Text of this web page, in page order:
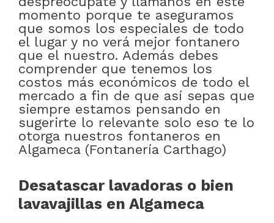
momento porque te aseguramos
que somos los especiales de todo
el lugar y no verá mejor fontanero
que el nuestro. Además debes
comprender que tenemos los
costos más económicos de todo el
mercado a fin de que así sepas que
siempre estamos pensando en
sugerirte lo relevante solo eso te lo
otorga nuestros fontaneros en
Algameca (Fontanería Carthago)
Desatascar lavadoras o bien
lavavajillas en Algameca